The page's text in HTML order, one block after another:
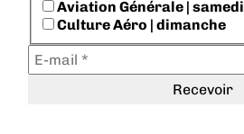
Aviation Générale | samedi
Culture Aéro | dimanche